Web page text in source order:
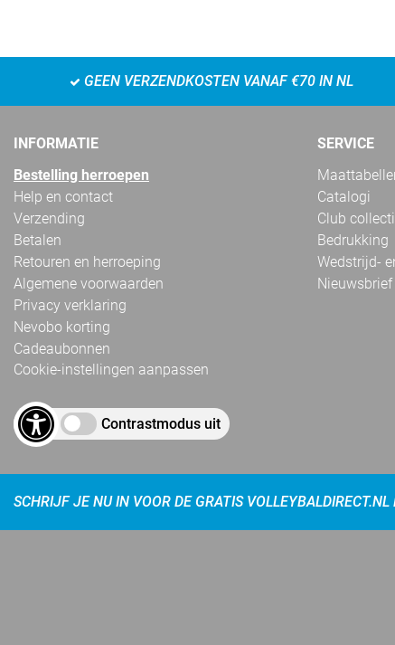
GEEN VERZENDKOSTEN VANAF €70 IN NL
INFORMATIE
Bestelling herroepen
Help en contact
Verzending
Betalen
Retouren en herroeping
Algemene voorwaarden
Privacy verklaring
Nevobo korting
Cadeaubonnen
Cookie-instellingen aanpassen
Contrastmodus uit
SERVICE
Catalogi
Club
Bedrukking
Wedstrijd-
Nieuwsbrief
SCHRIJF JE NU IN VOOR DE GRATIS